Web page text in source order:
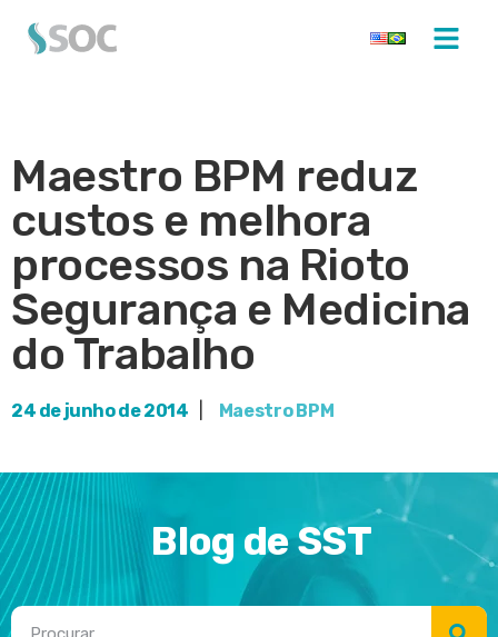
Maestro BPM reduz
custos e melhora
processos na Rioto
Segurança e Medicina
do Trabalho
24 de junho de 2014 Maestro BPM
Blog de SST